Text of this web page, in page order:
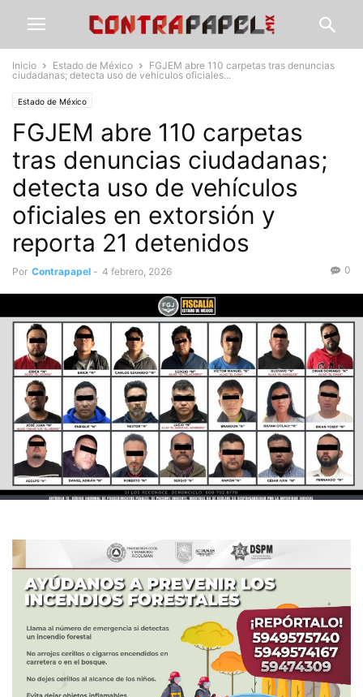
Inicio Estado de México
FGJEM abre 110 carpetas tras denuncias
ciudadanas; detecta uso de vehículos oficiales...
Estado de México
FGJEM abre 110 carpetas
tras denuncias ciudadanas;
detecta uso de vehículos
oficiales en extorsión y
reporta 21 detenidos
Por Contrapapel - 4 febrero, 2026 0